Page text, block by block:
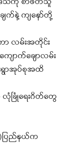
က်နဲ့ ကျနော်တို့
ာ လမ်းအတိုင်း
ျောက်ချောလမ်း
ရွာအုပ်စုအထိ
လုံခြုံရေးဂိတ်တွေ
ပြည်နယ်က